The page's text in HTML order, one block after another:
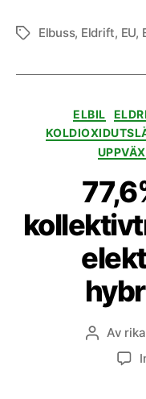
Etiketter
Elbuss, Eldrift, EU,
ELBIL
Av